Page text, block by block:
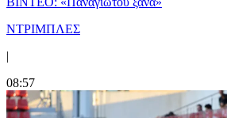
ΝΤΡΙΜΠΛΕΣ
|
08:57